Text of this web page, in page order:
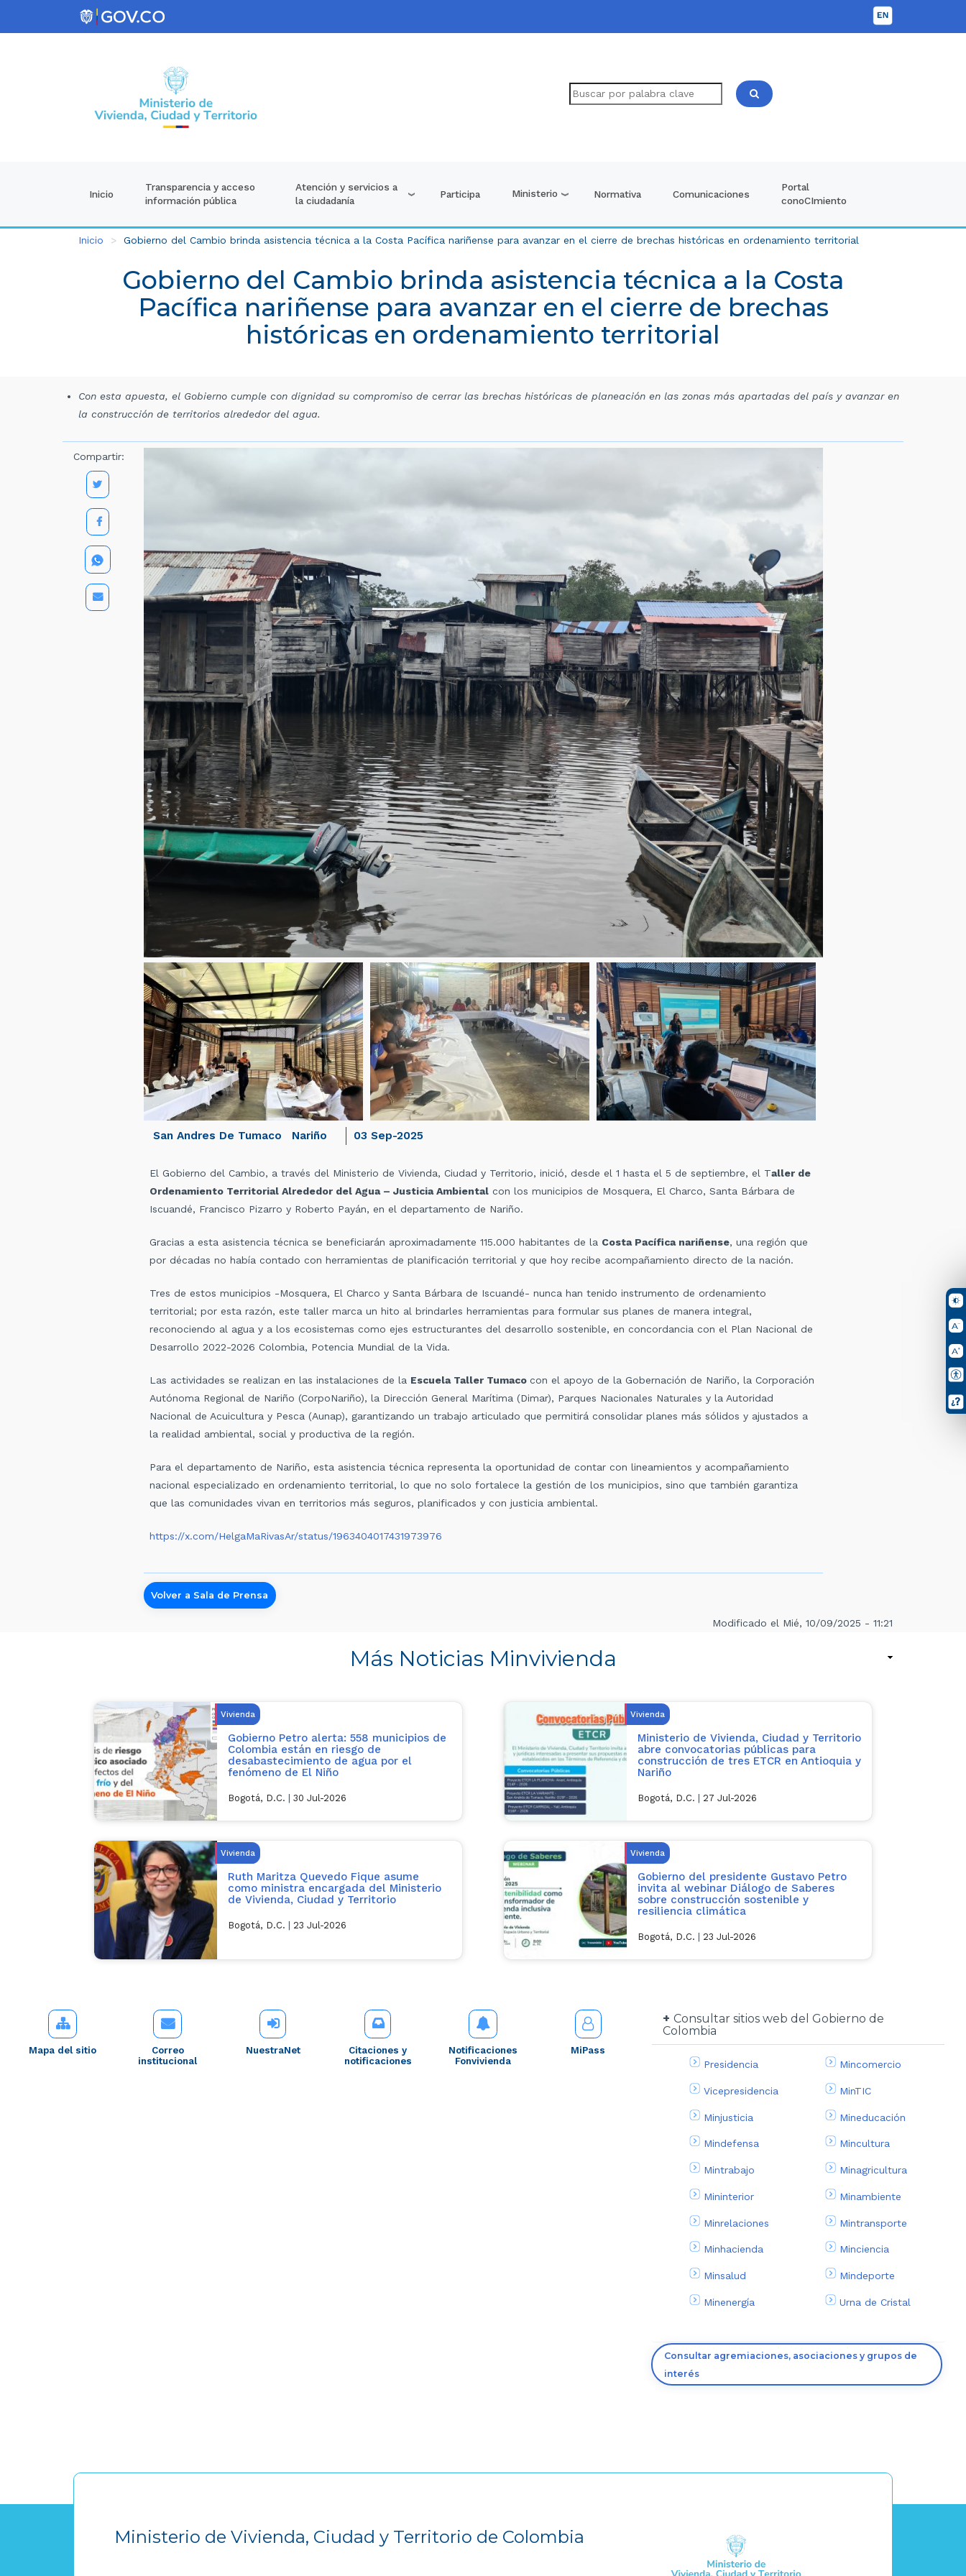
Inicio
Transparencia y acceso
información pública
Atención y servicios a
la ciudadanía
Participa Ministerio Normativa Comunicaciones
Portal
conoCImiento
Inicio Gobierno del Cambio brinda asistencia técnica a la Costa Pacífica nariñense para avanzar en el cierre de brechas históricas en ordenamiento territorial
Gobierno del Cambio brinda asistencia técnica a la Costa
Pacífica nariñense para avanzar en el cierre de brechas
históricas en ordenamiento territorial
Con esta apuesta, el Gobierno cumple con dignidad su compromiso de cerrar las brechas históricas de planeación en las zonas más apartadas del país y avanzar en
la construcción de territorios alrededor del agua.
Compartir:
Nariño
San Andres De Tumaco 03 Sep-2025
El Gobierno del Cambio, a través del Ministerio de Vivienda, Ciudad y Territorio, inició, desde el 1 hasta el 5 de septiembre, el Taller de
Ordenamiento Territorial Alrededor del Agua – Justicia Ambientalcon los municipios de Mosquera, El Charco, Santa Bárbara de
Iscuandé, Francisco Pizarro y Roberto Payán, en el departamento de Nariño.
Gracias a esta asistencia técnica se beneficiarán aproximadamente 115.000 habitantes de la Costa Pacífica nariñense, una región que
por décadas no había contado con herramientas de planificación territorial y que hoy recibe acompañamiento directo de la nación.
Tres de estos municipios -Mosquera, El Charco y Santa Bárbara de Iscuandé- nunca han tenido instrumento de ordenamiento
territorial; por esta razón, este taller marca un hito al brindarles herramientas para formular sus planes de manera integral,
reconociendo al agua y a los ecosistemas como ejes estructurantes del desarrollo sostenible, en concordancia con el Plan Nacional de
Desarrollo 2022-2026 Colombia, Potencia Mundial de la Vida.
Las actividades se realizan en las instalaciones de la Escuela Taller Tumaco con el apoyo de la Gobernación de Nariño, la Corporación
Autónoma Regional de Nariño (CorpoNariño), la Dirección General Marítima (Dimar), Parques Nacionales Naturales y la Autoridad
Nacional de Acuicultura y Pesca (Aunap), garantizando un trabajo articulado que permitirá consolidar planes más sólidos y ajustados a
la realidad ambiental, social y productiva de la región.
Para el departamento de Nariño, esta asistencia técnica representa la oportunidad de contar con lineamientos y acompañamiento
nacional especializado en ordenamiento territorial, lo que no solo fortalece la gestión de los municipios, sino que también garantiza
que las comunidades vivan en territorios más seguros, planificados y con justicia ambiental.
https://x.com/HelgaMaRivasAr/status/1963404017431973976
Volver a Sala de Prensa
Modificado el Mié, 10/09/2025 - 11:21
Más Noticias Minvivienda
Vivienda
Gobierno Petro alerta: 558 municipios de
Colombia están en riesgo de
desabastecimiento de agua por el
fenómeno de El Niño
Bogotá, D.C. | 30 Jul-2026
Vivienda
Ministerio de Vivienda, Ciudad y Territorio
abre convocatorias públicas para
construcción de tres ETCR en Antioquia y
Nariño
Bogotá, D.C. | 27 Jul-2026
Vivienda
Ruth Maritza Quevedo Fique asume
como ministra encargada del Ministerio
de Vivienda, Ciudad y Territorio
Bogotá, D.C. | 23 Jul-2026
Vivienda
Gobierno del presidente Gustavo Petro
invita al webinar Diálogo de Saberes
sobre construcción sostenible y
resiliencia climática
Bogotá, D.C. | 23 Jul-2026
Mapa del sitio
Correo
institucional
NuestraNet
Citaciones y
notificaciones
Notificaciones
Fonvivienda
MiPass
Consultar sitios web del Gobierno de
Colombia
Presidencia
Vicepresidencia
Minjusticia
Mindefensa
Mintrabajo
Mininterior
Minrelaciones
Minhacienda
Minsalud
Minenergía
Mincomercio
MinTIC
Mineducación
Mincultura
Minagricultura
Minambiente
Mintransporte
Minciencia
Mindeporte
Urna de Cristal
Consultar agremiaciones, asociaciones y grupos de
interés
Ministerio de Vivienda, Ciudad y Territorio de Colombia